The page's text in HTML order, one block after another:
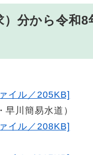
分から令和8
イル／205KB]
早川簡易水道）
イル／208KB]